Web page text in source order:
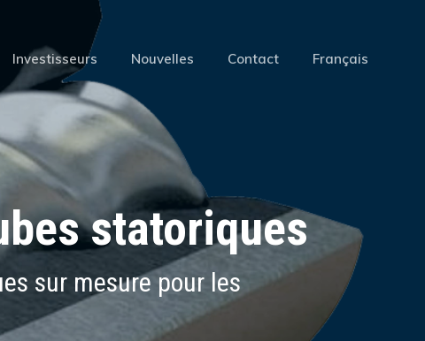
Investisseurs Nouvelles Contact Français
statoriques
sur mesure pour les